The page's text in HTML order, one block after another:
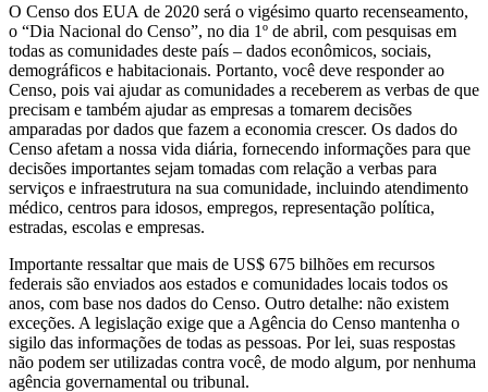
O Censo dos EUA de 2020 será o vigésimo quarto recenseamento,
o “Dia Nacional do Censo”, no dia 1º de abril, com pesquisas em
todas as comunidades deste país – dados econômicos, sociais,
demográficos e habitacionais. Portanto, você deve responder ao
Censo, pois vai ajudar as comunidades a receberem as verbas de que
precisam e também ajudar as empresas a tomarem decisões
amparadas por dados que fazem a economia crescer. Os dados do
Censo afetam a nossa vida diária, fornecendo informações para que
decisões importantes sejam tomadas com relação a verbas para
serviços e infraestrutura na sua comunidade, incluindo atendimento
médico, centros para idosos, empregos, representação política,
estradas, escolas e empresas.
Importante ressaltar que mais de US$ 675 bilhões em recursos
federais são enviados aos estados e comunidades locais todos os
anos, com base nos dados do Censo. Outro detalhe: não existem
exceções. A legislação exige que a Agência do Censo mantenha o
sigilo das informações de todas as pessoas. Por lei, suas respostas
não podem ser utilizadas contra você, de modo algum, por nenhuma
agência governamental ou tribunal.